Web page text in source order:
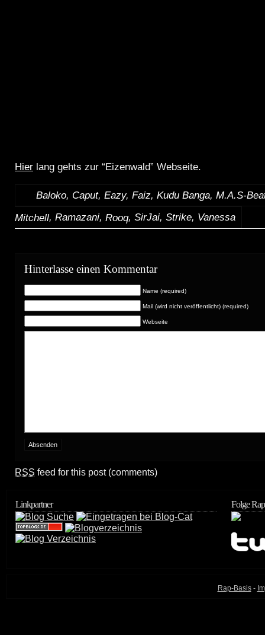
Hier lang gehts zur “Eizenwald” Webseite.
Baloko, Caput, Eazy, Faiz, Kudu Banga, M.A.S-
Mitchell, Ramazani, Rooq, SirJai, Strike, Vanessa
Hinterlasse einen Kommentar
Name (required)
Mail (wird nicht veröffentlicht) (required)
Webseite
RSS feed for this post (comments)
Linkpartner Folge
Rap-Basis-